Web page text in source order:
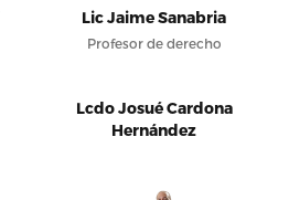
Lic Jaime Sanabria
Profesor de derecho
Lcdo Josué Cardona
Hernández